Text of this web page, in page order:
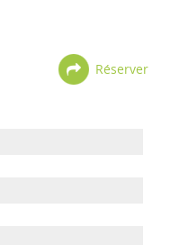
Réserver